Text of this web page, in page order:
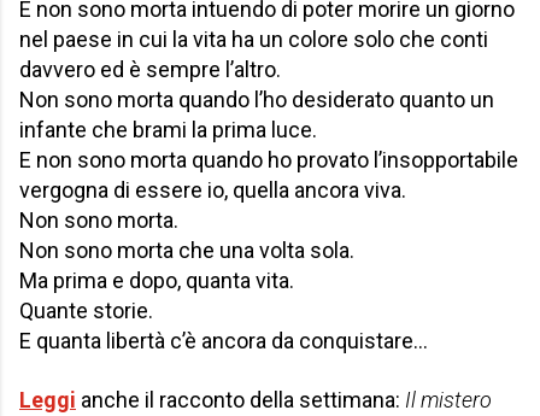
E non sono morta intuendo di poter morire un giorno
nel paese in cui la vita ha un colore solo che conti
davvero ed è sempre l’altro.
Non sono morta quando l’ho desiderato quanto un
infante che brami la prima luce.
E non sono morta quando ho provato l’insopportabile
vergogna di essere io, quella ancora viva.
Non sono morta.
Non sono morta che una volta sola.
Ma prima e dopo, quanta vita.
Quante storie.
E quanta libertà c’è ancora da conquistare…
Leggi anche il racconto della settimana: Il mistero